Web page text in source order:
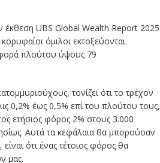
έκθεση UBS Global Wealth Report 2025
όμιλοι εκτοξεύονται.
πλούτου ύψους 79
τονίζει ότι το τρέχον
0,2% έως 0,5% επί του πλούτου τους,
ετήσιος φόρος 2% στους 3.000
Αυτά τα κεφάλαια θα μπορούσαν
ότι ένας τέτοιος φόρος θα
μας.